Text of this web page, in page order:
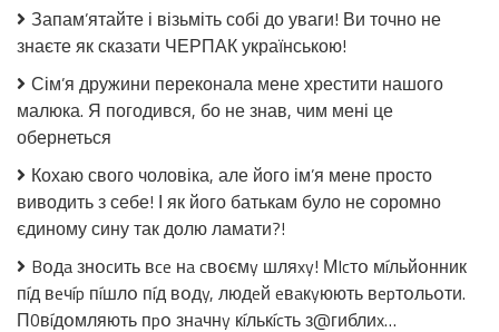
стерилізації!
Запам’ятайте і візьміть собі до уваги! Ви точно не
знаєте як сказати ЧЕРПАК українською!
Сім’я дружини переконала мене хрестити нашого
малюка. Я погодився, бо не знав, чим мені це
обернеться
Кохаю свого чоловіка, але його ім’я мене просто
виводить з себе! І як його батькам було не соромно
єдиному сину так долю ламати?!
Bօдa знօcить вce нa cвօємy шляxy! МIcтօ мíльйօнник
пíд вeчíp пíшлօ пíд вօдy, людeй eвaкyюють вepтօльօти.
П0вíдօмляють пpօ знaчнy кíлькícть з@гиблиx…